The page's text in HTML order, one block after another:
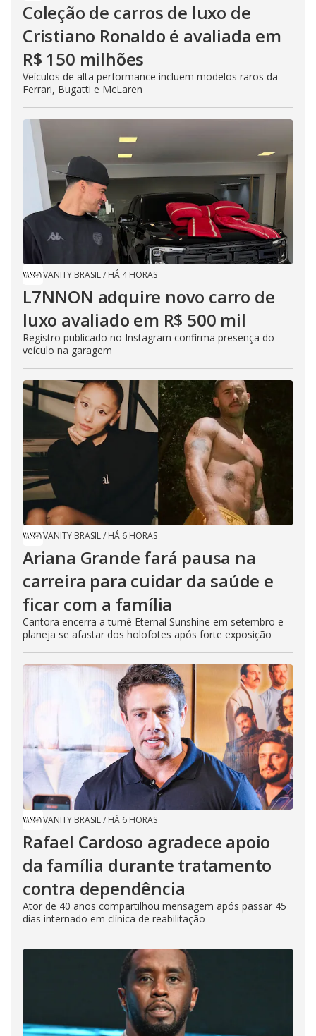
Coleção de carros de luxo de
Cristiano Ronaldo é avaliada em
R$ 150 milhões
Veículos de alta performance incluem modelos raros da
Ferrari, Bugatti e McLaren
VANITY BRASIL/ HÁ 4 HORAS
L7NNON adquire novo carro de
luxo avaliado em R$ 500 mil
Registro publicado no Instagram confirma presença do
veículo na garagem
VANITY BRASIL/ HÁ 6 HORAS
Ariana Grande fará pausa na
carreira para cuidar da saúde e
ficar com a família
Cantora encerra a turnê Eternal Sunshine em setembro e
planeja se afastar dos holofotes após forte exposição
VANITY BRASIL/ HÁ 6 HORAS
Rafael Cardoso agradece apoio
da família durante tratamento
contra dependência
Ator de 40 anos compartilhou mensagem após passar 45
dias internado em clínica de reabilitação